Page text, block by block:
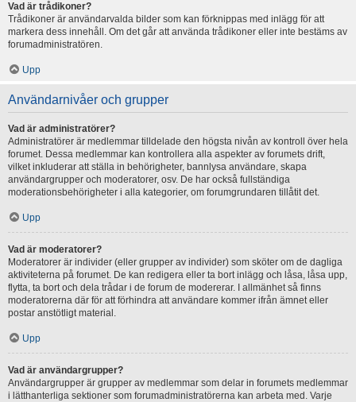
Vad är trådikoner?
Trådikoner är användarvalda bilder som kan förknippas med inlägg för att
markera dess innehåll. Om det går att använda trådikoner eller inte bestäms av
forumadministratören.
Upp
Användarnivåer och grupper
Vad är administratörer?
Administratörer är medlemmar tilldelade den högsta nivån av kontroll över hela
forumet. Dessa medlemmar kan kontrollera alla aspekter av forumets drift,
vilket inkluderar att ställa in behörigheter, bannlysa användare, skapa
användargrupper och moderatorer, osv. De har också fullständiga
moderationsbehörigheter i alla kategorier, om forumgrundaren tillåtit det.
Upp
Vad är moderatorer?
Moderatorer är individer (eller grupper av individer) som sköter om de dagliga
aktiviteterna på forumet. De kan redigera eller ta bort inlägg och låsa, låsa upp,
flytta, ta bort och dela trådar i de forum de modererar. I allmänhet så finns
moderatorerna där för att förhindra att användare kommer ifrån ämnet eller
postar anstötligt material.
Upp
Vad är användargrupper?
Användargrupper är grupper av medlemmar som delar in forumets medlemmar
i lätthanterliga sektioner som forumadministratörerna kan arbeta med. Varje